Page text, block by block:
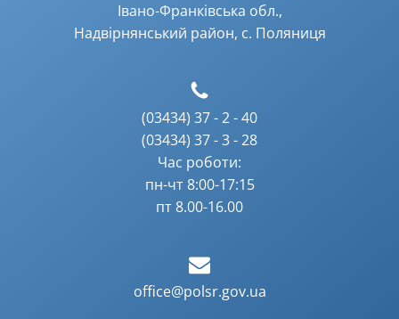
Івано-Франківська обл.,
Надвірнянський район, с. Поляниця
(03434) 37 - 2 - 40
(03434) 37 - 3 - 28
Час роботи:
пн-чт 8:00-17:15
пт 8.00-16.00
office@polsr.gov.ua